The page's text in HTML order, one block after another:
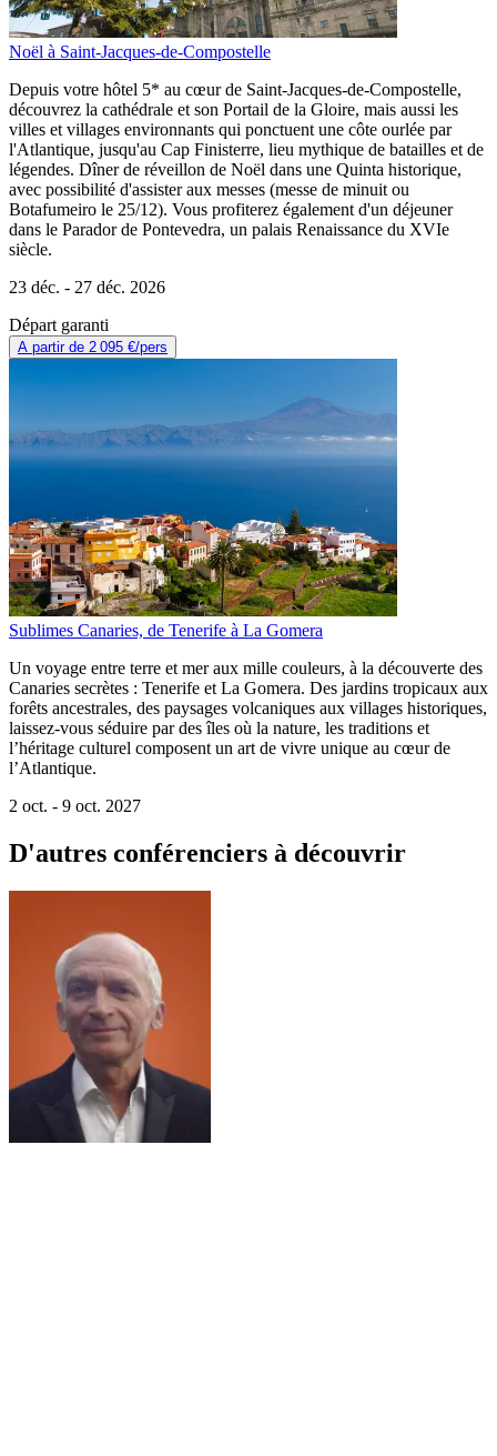
Noël à Saint-Jacques-de-Compostelle
Depuis votre hôtel 5* au cœur de Saint-Jacques-de-Compostelle,
découvrez la cathédrale et son Portail de la Gloire, mais aussi les
villes et villages environnants qui ponctuent une côte ourlée par
l'Atlantique, jusqu'au Cap Finisterre, lieu mythique de batailles et de
légendes. Dîner de réveillon de Noël dans une Quinta historique,
avec possibilité d'assister aux messes (messe de minuit ou
Botafumeiro le 25/12). Vous profiterez également d'un déjeuner
dans le Parador de Pontevedra, un palais Renaissance du XVIe
siècle.
23 déc. - 27 déc. 2026
Départ garanti
A partir de 2 095 €/pers
Sublimes Canaries, de Tenerife à La Gomera
Un voyage entre terre et mer aux mille couleurs, à la découverte des
Canaries secrètes : Tenerife et La Gomera. Des jardins tropicaux aux
forêts ancestrales, des paysages volcaniques aux villages historiques,
laissez-vous séduire par des îles où la nature, les traditions et
l’héritage culturel composent un art de vivre unique au cœur de
l’Atlantique.
2 oct. - 9 oct. 2027
D'autres conférenciers à découvrir